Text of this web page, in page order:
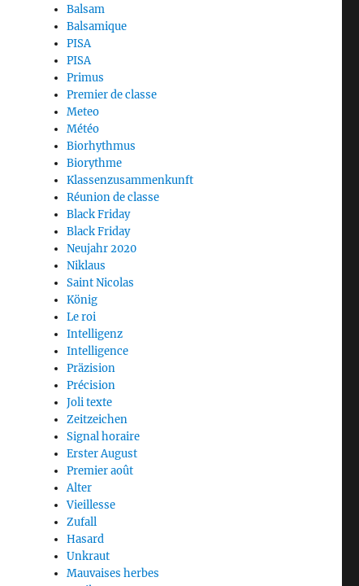
Balsam
Balsamique
PISA
PISA
Primus
Premier de classe
Meteo
Météo
Biorhythmus
Biorythme
Klassenzusammenkunft
Réunion de classe
Black Friday
Black Friday
Neujahr 2020
Niklaus
Saint Nicolas
König
Le roi
Intelligenz
Intelligence
Präzision
Précision
Joli texte
Zeitzeichen
Signal horaire
Erster August
Premier août
Alter
Vieillesse
Zufall
Hasard
Unkraut
Mauvaises herbes